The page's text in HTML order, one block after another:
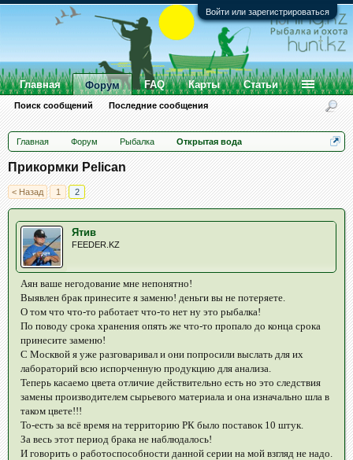
Войти или зарегистрироваться
Главная Форум Рыбалка Открытая вода
Прикормки Pelican
< Назад 1 2
Ятив
FEEDER.KZ
Аян ваше негодование мне непонятно!
Выявлен брак принесите я заменю! деньги вы не потеряете.
О том что что-то работает что-то нет ну это рыбалка!
По поводу срока хранения опять же что-то пропало до конца срока
принесите заменю!
С Москвой я уже разговаривал и они попросили выслать для их
лабораторий всю испорченную продукцию для анализа.
Теперь касаемо цвета отличие действительно есть но это следствия
замены производителем сырьевого материала и она изначально шла в
таком цвете!!!
То-есть за всё время на территорию РК было поставок 10 штук.
За весь этот период брака не наблюдалось!
И говорить о работоспособности данной серии на мой взгляд не надо.
Главная Форум
Поиск сообщений Последние сообщения
FAQ Карты Статьи